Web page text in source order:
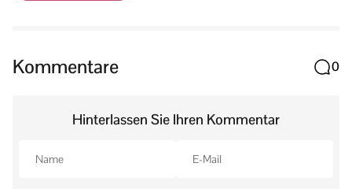
Kommentare 0
Hinterlassen Sie Ihren Kommentar